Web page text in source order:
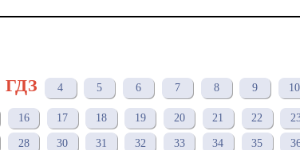
ГДЗ 4 5 6 7 8 9 10
16 17 18 19 20 21 22
28 30 31 32 33 34 35